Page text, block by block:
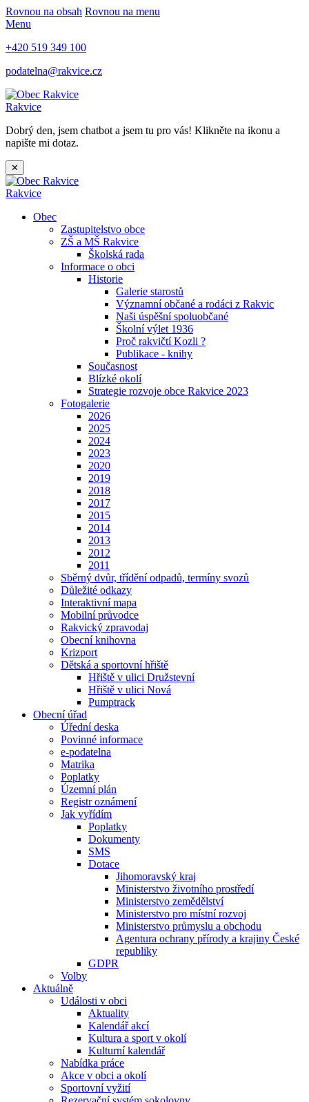
Rovnou na obsah Rovnou na menu
Menu
+420 519 349 100
podatelna@rakvice.cz
Rakvice
Dobrý den, jsem chatbot a jsem tu pro vás! Klikněte na ikonu a
napište mi dotaz.
✕
Rakvice
Obec
Zastupitelstvo obce
ZŠ a MŠ Rakvice
Školská rada
Informace o obci
Historie
Galerie starostů
Významní občané a rodáci z Rakvic
Naši úspěšní spoluobčané
Školní výlet 1936
Proč rakvičtí Kozli ?
Publikace - knihy
Současnost
Blízké okolí
Strategie rozvoje obce Rakvice 2023
Fotogalerie
2026
2025
2024
2023
2020
2019
2018
2017
2015
2014
2013
2012
2011
Sběrný dvůr, třídění odpadů, termíny svozů
Důležité odkazy
Interaktivní mapa
Mobilní průvodce
Rakvický zpravodaj
Obecní knihovna
Krizport
Dětská a sportovní hřiště
Hřiště v ulici Družstevní
Hřiště v ulici Nová
Pumptrack
Obecní úřad
Úřední deska
Povinné informace
e-podatelna
Matrika
Poplatky
Územní plán
Registr oznámení
Jak vyřídím
Poplatky
Dokumenty
SMS
Dotace
Jihomoravský kraj
Ministerstvo životního prostředí
Ministerstvo zemědělství
Ministerstvo pro místní rozvoj
Ministerstvo průmyslu a obchodu
Agentura ochrany přírody a krajiny České
republiky
GDPR
Volby
Aktuálně
Události v obci
Aktuality
Kalendář akcí
Kultura a sport v okolí
Kulturní kalendář
Nabídka práce
Akce v obci a okolí
Sportovní vyžití